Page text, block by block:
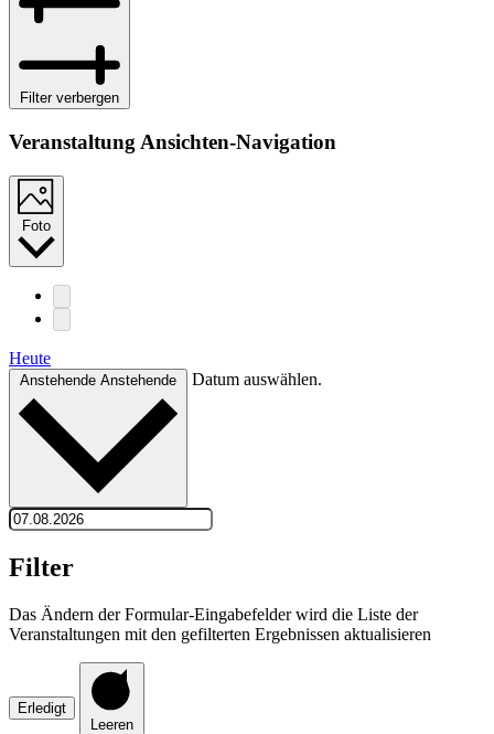
Filter verbergen
Veranstaltung Ansichten-Navigation
Foto
Heute
Anstehende Anstehende Datum auswählen.
Filter
Das Ändern der Formular-Eingabefelder wird die Liste der
Veranstaltungen mit den gefilterten Ergebnissen aktualisieren
Erledigt
Leeren